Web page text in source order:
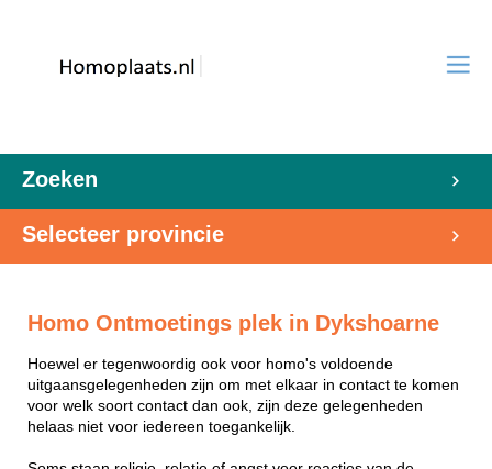
Zoeken
Selecteer provincie
Homo Ontmoetings plek in Dykshoarne
Hoewel er tegenwoordig ook voor homo's voldoende
uitgaansgelegenheden zijn om met elkaar in contact te komen
voor welk soort contact dan ook, zijn deze gelegenheden
helaas niet voor iedereen toegankelijk.